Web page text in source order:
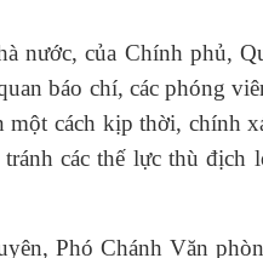
nước, của Chính phủ,
báo chí, các phóng
cách kịp thời, chính
các thế lực thù địch
Phó Chánh Văn